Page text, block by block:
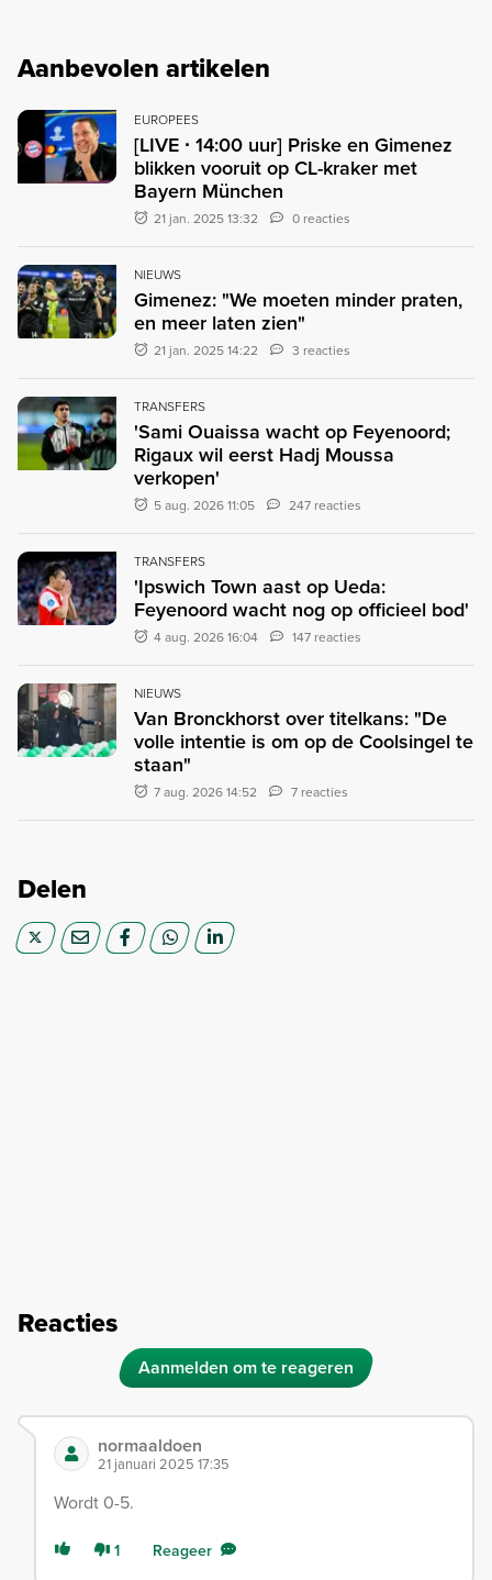
Aanbevolen artikelen
EUROPEES
[LIVE ∙ 14:00 uur] Priske en Gimenez
blikken vooruit op CL-kraker met
Bayern München
21 jan. 2025 13:32 0 reacties
NIEUWS
Gimenez: "We moeten minder praten,
en meer laten zien"
21 jan. 2025 14:22 3 reacties
TRANSFERS
'Sami Ouaissa wacht op Feyenoord;
Rigaux wil eerst Hadj Moussa
verkopen'
5 aug. 2026 11:05 247 reacties
TRANSFERS
'Ipswich Town aast op Ueda:
Feyenoord wacht nog op officieel bod'
4 aug. 2026 16:04 147 reacties
NIEUWS
Van Bronckhorst over titelkans: "De
volle intentie is om op de Coolsingel te
staan"
7 aug. 2026 14:52 7 reacties
Delen
Reacties
Aanmelden om te reageren
normaaldoen
21 januari 2025 17:35
Wordt 0-5.
1 Reageer